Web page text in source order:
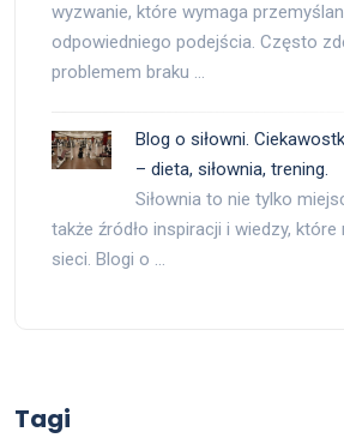
wyzwanie, które wymaga
odpowiedniego podejścia. Często
problemem braku …
Blog o siłowni.
– dieta, siłownia, trening.
Siłownia to nie tylko
także źródło inspiracji i wiedzy,
sieci. Blogi o …
Tagi